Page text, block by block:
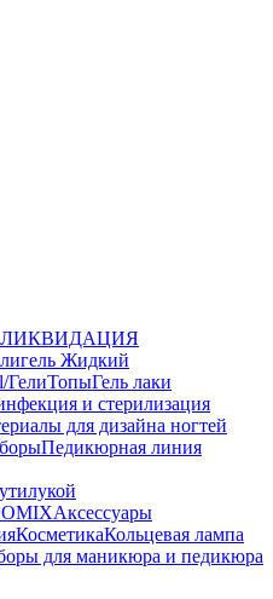
ЛИКВИДАЦИЯ
Жидкий
ГелиТопыГель лаки
и стерилизация
для дизайна ногтей
Педикюрная линия
Аксессуары
КосметикаКольцевая лампа
для маникюра и педикюра